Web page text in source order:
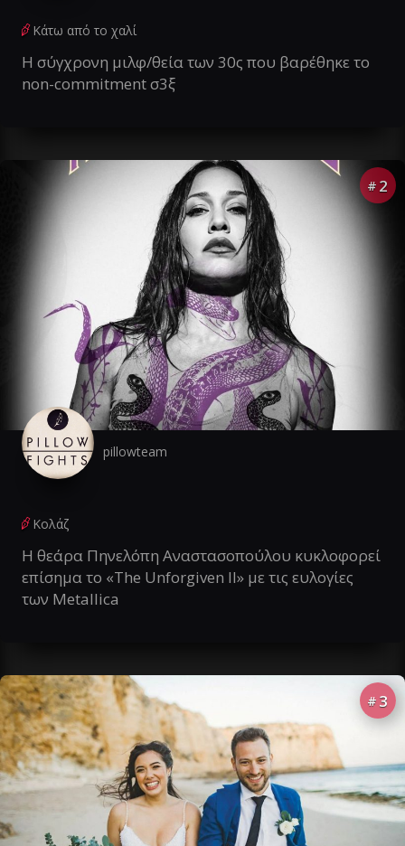
Κάτω από το χαλί
Η σύγχρονη μιλφ/θεία των 30ς που βαρέθηκε το
non-commitment σ3ξ
# 2
pillowteam
Κολάζ
Η θεάρα Πηνελόπη Αναστασοπούλου κυκλοφορεί
επίσημα το «The Unforgiven II» με τις ευλογίες
των Metallica
# 3